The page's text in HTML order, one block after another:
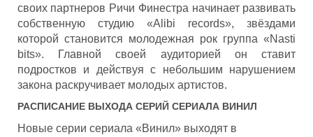
своих партнеров Ричи Финестра начинает развивать
собственную студию «Alibi records», звёздами
которой становится молодежная рок группа «Nasti
bits». Главной своей аудиторией он ставит
подростков и действуя с небольшим нарушением
закона раскручивает молодых артистов.
РАСПИСАНИЕ ВЫХОДА СЕРИЙ СЕРИАЛА ВИНИЛ
Новые серии сериала «Винил» выходят в